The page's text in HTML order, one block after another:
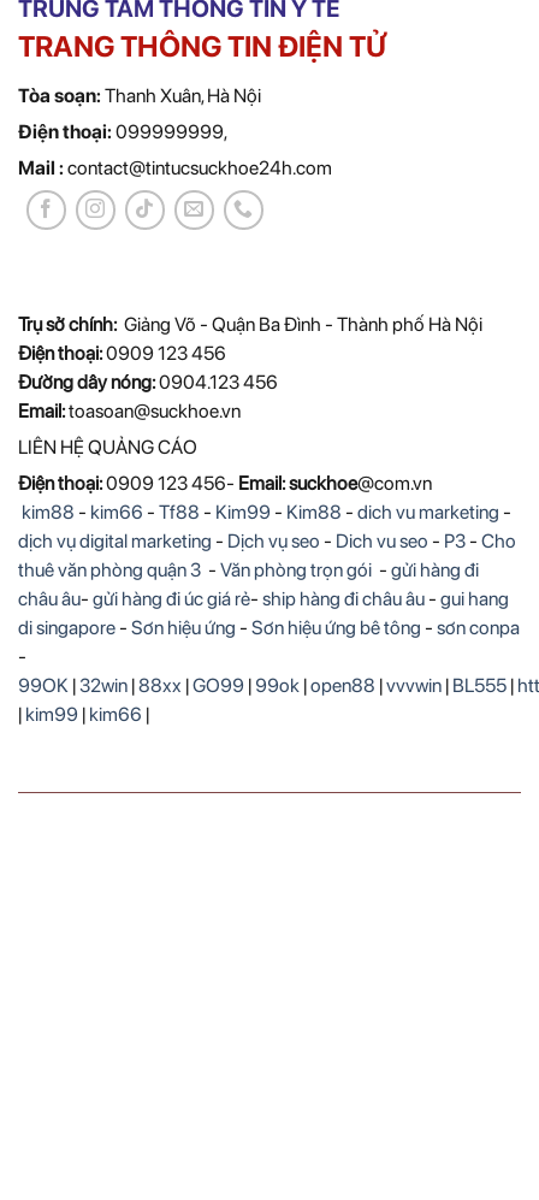
TRUNG TÂM THÔNG TIN Y TẾ
TRANG THÔNG TIN ĐIỆN TỬ
Tòa soạn: Thanh Xuân, Hà Nội
Điện thoại: 099999999,
Mail : contact@tintucsuckhoe24h.com
Trụ sở chính:Giảng Võ - Quận Ba Đình - Thành phố Hà Nội
Điện thoại:0909 123 456
Đường dây nóng:0904.123 456
Email:toasoan@suckhoe.vn
LIÊN HỆ QUẢNG CÁO
Điện thoại:0909 123 456- Email: suckhoe@com.vn
kim88 - kim66 - Tf88 - Kim99 - Kim88 - dich vu marketing -
dịch vụ digital marketing - Dịch vụ seo - Dich vu seo - P3 - Cho
thuê văn phòng quận 3 - Văn phòng trọn gói - gửi hàng đi
châu âu- gửi hàng đi úc giá rẻ- ship hàng đi châu âu - gui hang
di singapore - Sơn hiệu ứng - Sơn hiệu ứng bê tông - sơn conpa
-
99OK |32win |88xx |GO99 | 99ok |open88 |vvvwin | BL555 |
| kim99 | kim66 |